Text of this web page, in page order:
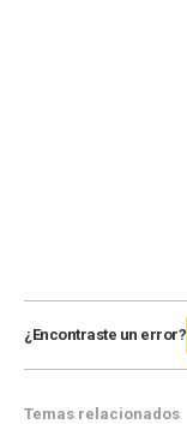
¿Encontraste un error?
Temas relacionados